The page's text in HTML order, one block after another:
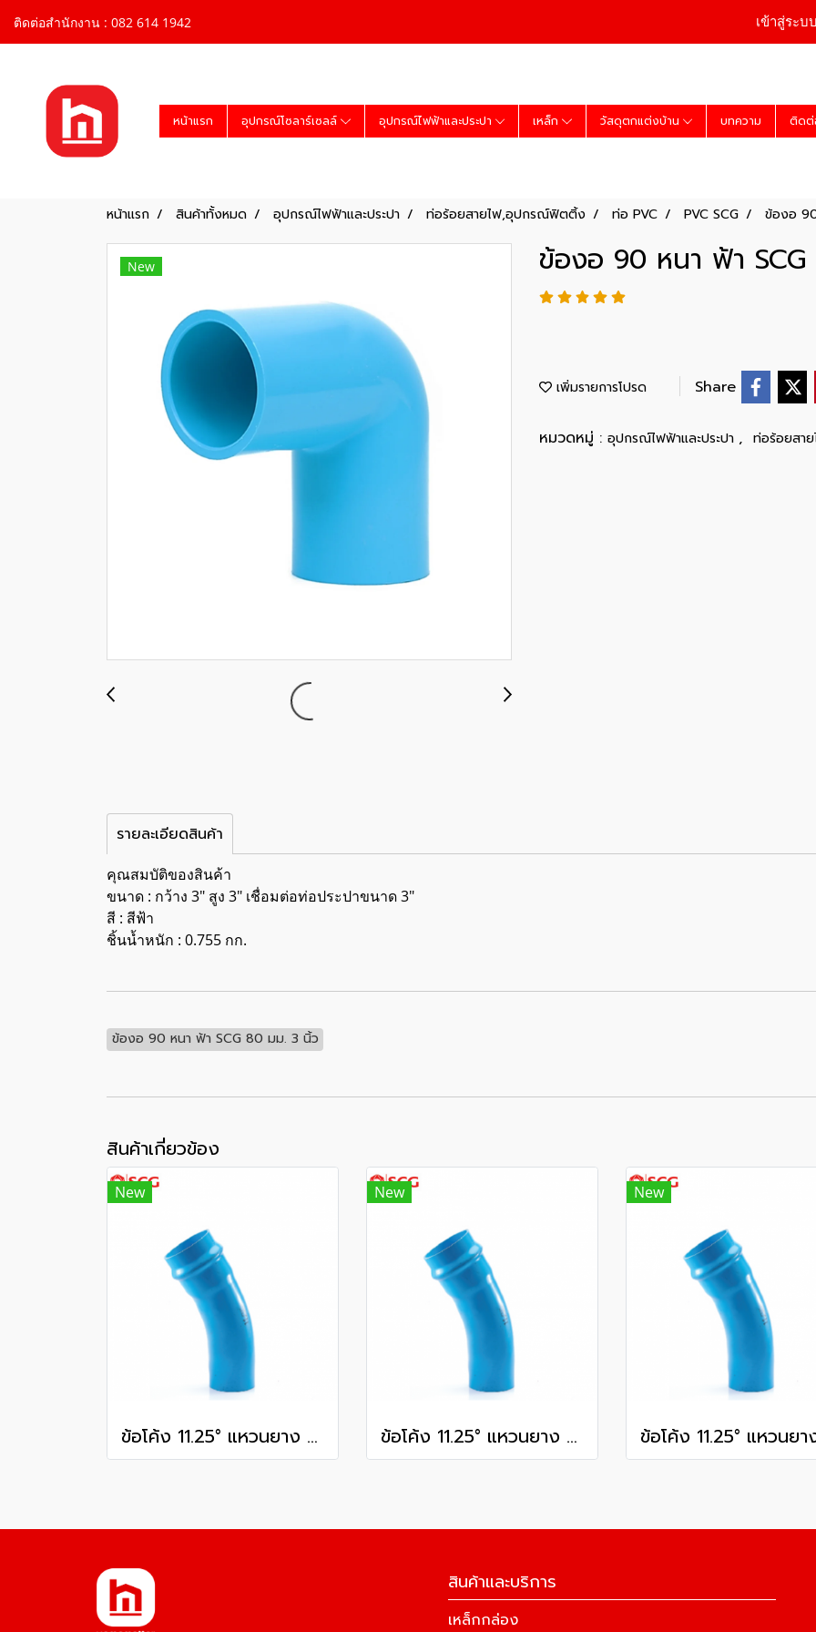
ติดต่อสำนักงาน : 082 614 1942 เข้าสู่ระบ
หน้าแรก อุปกรณ์โซลาร์เซลล์ อุปกรณ์ไฟฟ้าและประปา เหล็ก วัสดุตกแต่งบ้าน บทความ ติด
หน้าแรก สินค้าทั้งหมด อุปกรณ์ไฟฟ้าและประปา ท่อร้อยสายไฟ,อุปกรณ์ฟิตติ้ง ท่อ PVC PVC SCG ข้องอ
New ข้องอ 90 หนา ฟ้า
เพิ่มรายการโปรด Share
หมวดหมู่ : อุปกรณ์ไฟฟ้าและประปา , ท่อร้อยส
รายละเอียดสินค้า
คุณสมบัติของสินค้า
ขนาด : กว้าง 3" สูง 3" เชื่อมต่อท่อประปาขนาด 3"
สี : สีฟ้า
ชิ้นน้ำหนัก : 0.755 กก.
ข้องอ 90 หนา ฟ้า SCG 80 มม. 3 นิ้ว
สินค้าเกี่ยวข้อง
New
ข้อโค้ง 11.25° แหวนยาง ES1 SCG ขนาด 300 มม. (12 นิ้ว ) ชั้น 13.5
New
ข้อโค้ง 11.25° แหวนยาง ES1 SCG ขนาด 350 มม. (14 นิ้ว ) ชั้น 13.5
New
สินค้าและบริการ
เหล็กกล่อง